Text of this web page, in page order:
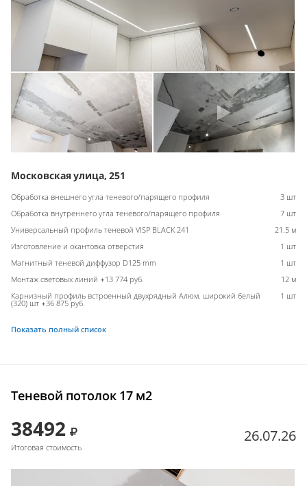
Московская улица, 251
Обработка внешнего угла теневого/парящего профиля
3 шт
Обработка внутреннего угла теневого/парящего профиля
7 шт
Универсальный профиль теневой VISP BLACK 241
21.5 м
Изготовление и окантовка отверстия
1 шт
Магнитный теневой диффузор D125 mm
1 шт
Монтаж световых линий +13 774 руб.
12 м
Карнизный профиль встроенный двухрядный Алюм. широкий белый
(320) шт +36 875 руб.
1 шт
Показать полный список
Теневой потолок 17 м2
38492
Итоговая стоимость
26.07.26